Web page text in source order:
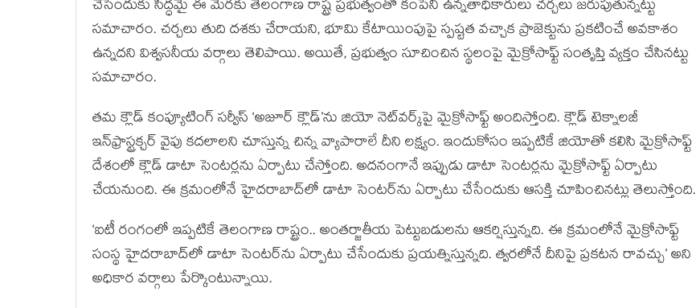
చేసేందుకు సిద్ధ‌మై ఈ మేరకు తెలంగాణ‌ రాష్ట్ర ప్రభుత్వంతో కంపెనీ ఉన్నతాధికారులు చర్చలు జరుపుతున్నట్టు
స‌మాచారం. చర్చలు తుది దశకు చేరాయని, భూమి కేటాయింపుపై స్పష్టత వచ్చాక ప్రాజెక్టును ప్రకటించే అవకాశం
ఉన్నదని విశ్వసనీయ వర్గాలు తెలిపాయి. అయితే, ప్రభుత్వం సూచించిన స్థలంపై మైక్రోసాఫ్ట్‌ సంతృప్తి వ్యక్తం చేసినట్టు
సమాచారం.
తమ క్లౌడ్‌ కంప్యూటింగ్‌ సర్వీస్‌ ‘అజూర్‌ క్లౌడ్‌’ను జియో నెట్‌వర్క్‌పై మైక్రోసాఫ్ట్‌ అందిస్తోంది. క్లౌడ్‌ టెక్నాలజీ
ఇన్‌ఫ్రాస్ట్రక్చర్‌ వైపు కదలాలని చూస్తున్న చిన్న వ్యాపారాలే దీని లక్ష్యం. ఇందుకోసం ఇప్పటికే జియోతో కలిసి మైక్రోసాఫ్ట్‌
దేశంలో క్లౌడ్‌ డాటా సెంటర్లను ఏర్పాటు చేస్తోంది. అదనంగానే ఇప్పుడు డాటా సెంటర్లను మైక్రోసాఫ్ట్‌ ఏర్పాటు
చేయనుంది. ఈ క్రమంలోనే హైదరాబాద్‌లో డాటా సెంటర్‌ను ఏర్పాటు చేసేందుకు ఆసక్తి చూపించినట్లు తెలుస్తోంది.
‘ఐటీ రంగంలో ఇప్పటికే తెలంగాణ రాష్ట్రం.. అంతర్జాతీయ పెట్టుబడులను ఆకర్షిస్తున్నది. ఈ క్రమంలోనే మైక్రోసాఫ్ట్‌
సంస్థ హైదరాబాద్‌లో డాటా సెంటర్‌ను ఏర్పాటు చేసేందుకు ప్రయత్నిస్తున్నది. త్వరలోనే దీనిపై ప్రకటన రావచ్చు’ అని
అధికార‌ వర్గాలు పేర్కొంటున్నాయి.